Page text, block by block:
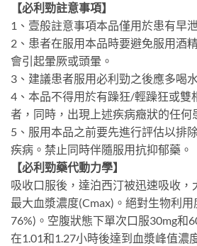
【必利勁註意事項】
1、壹般註意事項本品僅用於患有早
2、患者在服用本品時要避免服用酒
會引起暈厥或頭暈。
3、建議患者服用必利勁之後應多喝
4、本品不得用於有躁狂/輕躁狂或雙
者，同時，出現上述疾病癥狀的任何
5、服用本品之前要先進行評估以排
疾病。禁止同時伴隨服用抗抑郁藥。
【必利勁藥代動力學】
吸收口服後，達泊西汀被迅速吸收，
最大血漿濃度(Cmax)。絕對生物利
76%)。空腹狀態下單次口服30mg和
在1.01和1.27小時後達到血漿峰值濃